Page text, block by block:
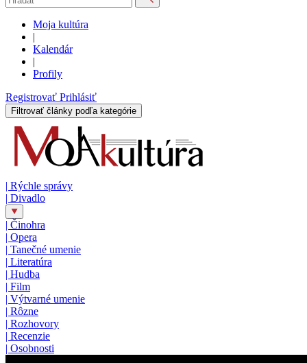
Moja kultúra
|
Kalendár
|
Profily
Registrovať Prihlásiť
Filtrovať články podľa kategórie
| Rýchle správy
| Divadlo
| Činohra
| Opera
| Tanečné umenie
| Literatúra
| Hudba
| Film
| Výtvarné umenie
| Rôzne
| Rozhovory
| Recenzie
| Osobnosti